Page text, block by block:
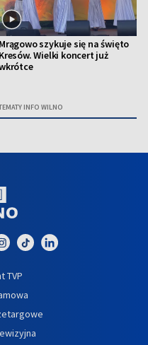
Mrągowo szykuje się na święto
Kresów. Wielki koncert już
INFO WILNO
TVP